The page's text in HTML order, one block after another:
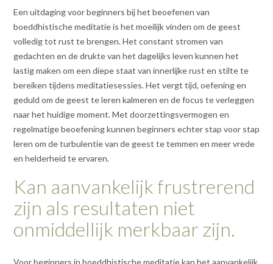
Een uitdaging voor beginners bij het beoefenen van
boeddhistische meditatie is het moeilijk vinden om de geest
volledig tot rust te brengen. Het constant stromen van
gedachten en de drukte van het dagelijks leven kunnen het
lastig maken om een diepe staat van innerlijke rust en stilte te
bereiken tijdens meditatiesessies. Het vergt tijd, oefening en
geduld om de geest te leren kalmeren en de focus te verleggen
naar het huidige moment. Met doorzettingsvermogen en
regelmatige beoefening kunnen beginners echter stap voor stap
leren om de turbulentie van de geest te temmen en meer vrede
en helderheid te ervaren.
Kan aanvankelijk frustrerend
zijn als resultaten niet
onmiddellijk merkbaar zijn.